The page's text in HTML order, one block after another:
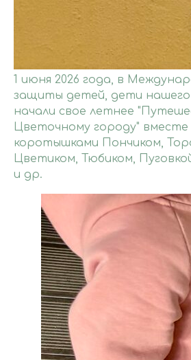
1 июня 2026 года, в
защиты детей, дети нашего
начали свое летнее
Цветочному городу" вместе
коротышками Пончиком,
Цветиком, Тюбиком,
и др.